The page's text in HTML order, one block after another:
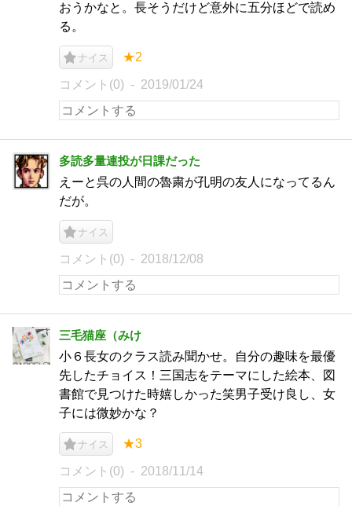
おうかなと。長そうだけど意外に五分ほどで読め
る。
ナイス ★2
コメント(0) 2019/01/24
多読多量連投が日課だった
えーと呉の人間の魯粛が孔明の友人になってるん
だが。
ナイス
コメント(0) 2018/12/08
三毛猫座（みけ
小６長女のクラス読み聞かせ。自分の趣味を最優
先したチョイス！三国志をテーマにした絵本、図
書館で見つけた時嬉しかった笑男子受け良し、女
子には微妙かな？
ナイス ★3
コメント(0) 2018/11/14